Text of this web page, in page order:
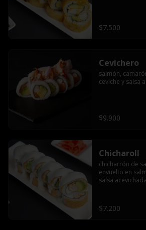
$7.500
Cevichero
salmón,
ceviche y salsa
$9.900
Chicharoll
chicharrón de
envuelto en
salsa acevichada
$7.200